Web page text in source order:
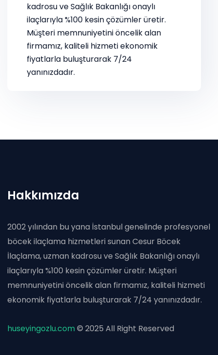
kadrosu ve Sağlık Bakanlığı onaylı
ilaçlarıyla %100 kesin çözümler üretir.
Müşteri memnuniyetini öncelik alan
firmamız, kaliteli hizmeti ekonomik
fiyatlarla buluşturarak 7/24
yanınızdadır.
Hakkımızda
2002 yılından bu yana İstanbul genelinde profesyonel
böcek ilaçlama hizmetleri sunan Cesur Böcek
İlaçlama, uzman kadrosu ve Sağlık Bakanlığı onaylı
ilaçlarıyla %100 kesin çözümler üretir. Müşteri
memnuniyetini öncelik alan firmamız, kaliteli hizmeti
ekonomik fiyatlarla buluşturarak 7/24 yanınızdadır.
huseyingozlu.com© 2025 All Right Reserved